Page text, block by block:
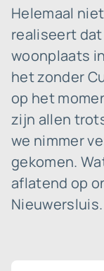
Helemaal
realiseert
woonplaats
het zonder
op het
zijn allen
we nimmer
gekomen.
aflatend op
Nieuwersluis.